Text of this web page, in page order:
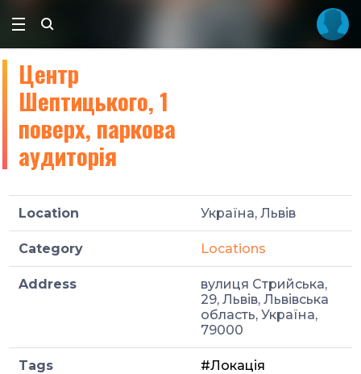
Центр
Шептицького, 1
поверх, паркова
аудиторія
Location Україна, Львів
Category Locations
Address
вулиця Стрийська,
29, Львів, Львівська
область, Україна,
79000
Tags #Локація